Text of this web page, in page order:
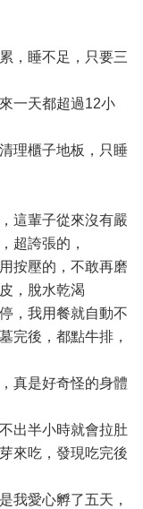
，睡不足，只要三
一天都超過12小
理櫃子地板，只睡
這輩子從來沒有嚴
超誇張的，
按壓的，不敢再磨
，脫水乾渴
，我用餐就自動不
完後，都點牛排，
真是好奇怪的身體
出半小時就會拉肚
來吃，發現吃完後
我愛心孵了五天，